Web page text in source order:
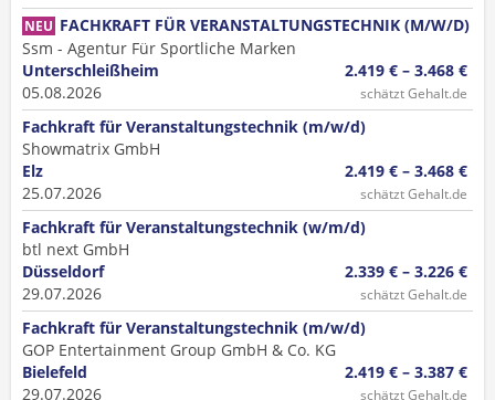
NEU FACHKRAFT FÜR VERANSTALTUNGSTECHNIK (M/W/D)
Ssm - Agentur Für Sportliche Marken
Unterschleißheim
05.08.2026
2.419 € – 3.468 €
schätzt Gehalt.de
Fachkraft für Veranstaltungstechnik (m/w/d)
Showmatrix GmbH
Elz
25.07.2026
2.419 € – 3.468 €
schätzt Gehalt.de
Fachkraft für Veranstaltungstechnik (w/m/d)
btl next GmbH
Düsseldorf
29.07.2026
2.339 € – 3.226 €
schätzt Gehalt.de
Fachkraft für Veranstaltungstechnik (m/w/d)
GOP Entertainment Group GmbH & Co. KG
Bielefeld
29.07.2026
2.419 € – 3.387 €
schätzt Gehalt.de